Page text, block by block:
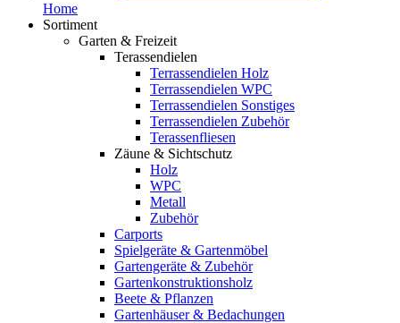
Home
Sortiment
Garten & Freizeit
Terassendielen
Terrassendielen Holz
Terrassendielen WPC
Terrassendielen Sonstiges
Terrassendielen Zubehör
Terassenfliesen
Zäune & Sichtschutz
Holz
WPC
Metall
Zubehör
Carports
Spielgeräte & Gartenmöbel
Gartengeräte & Zubehör
Gartenkonstruktionsholz
Beete & Pflanzen
Gartenhäuser & Bedachungen